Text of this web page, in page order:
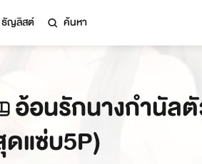
ธัญลิสต์ ค้นหา
อ้อนรักนางกำนัล
แซ่บ5P)